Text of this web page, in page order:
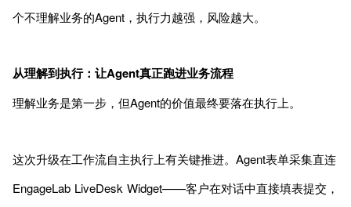
个不理解业务的Agent，执行力越强，风险越大。
从理解到执行：让Agent真正跑进业务流程
理解业务是第一步，但Agent的价值最终要落在执行上。
这次升级在工作流自主执行上有关键推进。Agent表单采集直连
EngageLab LiveDesk Widget——客户在对话中直接填表提交，